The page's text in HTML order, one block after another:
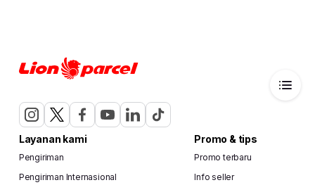
Layanan kami
Pengiriman
Pengiriman Internasional
Promo & tips
Promo terbaru
Info seller